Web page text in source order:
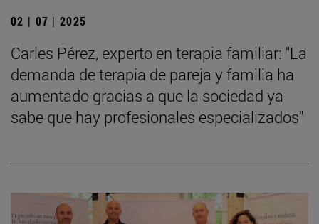
02 | 07 | 2025
Carles Pérez, experto en terapia familiar: "La
demanda de terapia de pareja y familia ha
aumentado gracias a que la sociedad ya
sabe que hay profesionales especializados"